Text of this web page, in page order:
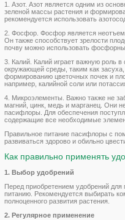
1. Азот. Азот является одним из
зеленой массы растения и
рекомендуется использовать
2. Фосфор. Фосфор является
Он также способствует зрелости
почву можно использовать
3. Калий. Калий играет важную роль
окружающей среды, таким как
формированию цветочных почек и
например, калийной соли или
4. Микроэлементы. Важно также не
магний, цинк, медь и марганец. Они
пасифлоры. Для обеспечения
содержащие все необходимые
Правильное питание пасифлоры с
развиваться здорово и обильно
Как правильно применять
1. Выбор удобрений
Перед приобретением удобрений
питанию. Рекомендуется выбирать
полноценного развития растения.
2. Регулярное применение